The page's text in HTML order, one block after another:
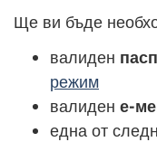
Ще ви бъде
валиден
режим
валиден е-
една от